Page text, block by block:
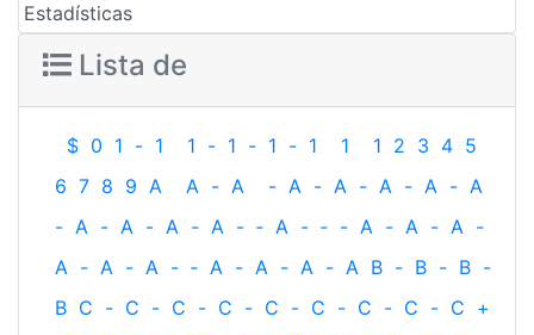
Estadísticas
Lista de
$ 0 1 - 1 1 - 1 - 1 - 1 1 1 2 3 4 5
6 7 8 9 A A - A - A - A - A - A - A
- A - A - A - A - ‐ A - ‐ - A - A - A -
A - A - A - ‐ A - A - A - A B - B - B -
B C - C - C - C - C - C - C - C - C +